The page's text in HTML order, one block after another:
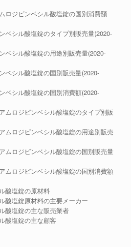
ロジピンベシル酸塩錠の国別消費額
ベシル酸塩錠のタイプ別販売量(2020-
ベシル酸塩錠の用途別販売量(2020-
ベシル酸塩錠の国別販売量(2020-
ベシル酸塩錠の国別消費額(2020-
ムロジピンベシル酸塩錠のタイプ別販
ムロジピンベシル酸塩錠の用途別販売
ムロジピンベシル酸塩錠の国別販売量
ムロジピンベシル酸塩錠の国別消費額
酸塩錠の原材料
酸塩錠原材料の主要メーカー
酸塩錠の主な販売業者
酸塩錠の主な顧客